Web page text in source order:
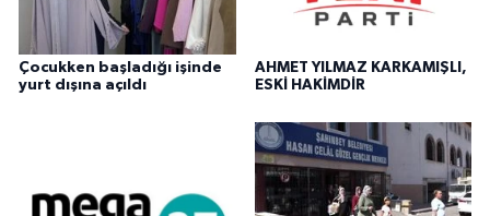
Çocukken başladığı işinde
yurt dışına açıldı
AHMET YILMAZ KARKAMIŞLI,
ESKİ HAKİMDİR